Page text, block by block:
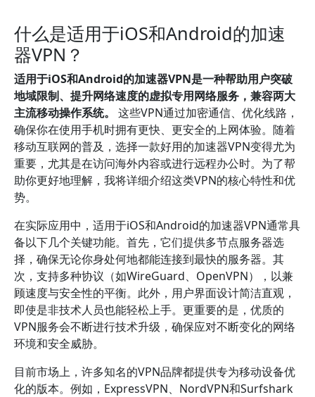
什么是适用于iOS和Android的加速
器VPN？
适用于iOS和Android的加速器VPN是一种帮助用户突破
地域限制、提升网络速度的虚拟专用网络服务，兼容两大
主流移动操作系统。
这些VPN通过加密通信、优化线路，
确保你在使用手机时拥有更快、更安全的上网体验。随着
移动互联网的普及，选择一款好用的加速器VPN变得尤为
重要，尤其是在访问海外内容或进行远程办公时。为了帮
助你更好地理解，我将详细介绍这类VPN的核心特性和优
势。
在实际应用中，适用于iOS和Android的加速器VPN通常具
备以下几个关键功能。首先，它们提供多节点服务器选
择，确保无论你身处何地都能连接到最快的服务器。其
次，支持多种协议（如WireGuard、OpenVPN），以兼
顾速度与安全性的平衡。此外，用户界面设计简洁直观，
即使是非技术人员也能轻松上手。更重要的是，优质的
VPN服务会不断进行技术升级，确保应对不断变化的网络
环境和安全威胁。
目前市场上，许多知名的VPN品牌都提供专为移动设备优
化的版本。例如，ExpressVPN、NordVPN和Surfshark